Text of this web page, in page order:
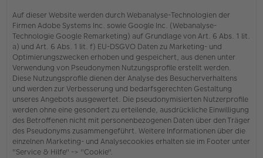
Auf dieser Website werden durch Webanalyse-Technologien der
Firmen Adobe Systems Inc. sowie Google Inc. (Webanalyse-
Technologie Google Remarketing) auf Grundlage von Art. 6 Abs. 1 lit.
a) und Art. 6 Abs. 1 lit. f) EU-DSGVO Daten zu Marketing- und
Optimierungszwecken erhoben und gespeichert, aus denen unter
Verwendung von Pseudonymen Nutzungsprofile erstellt werden.
Diese Nutzungsprofile dienen der Analyse des Besucherverhaltens
und werden zur Verbesserung und bedarfsgerechten Gestaltung
unseres Angebots ausgewertet. Die pseudonymisierten Nutzerprofile
werden ohne eine gesondert zu erteilende, ausdrückliche Einwilligung
des Betroffenen nicht mit personenbezogenen Daten über den Träger
des Pseudonyms zusammengeführt. Weitere Informationen über die
einzelnen Marketing- und Analysecookies erhalten sie im Footer unter
"Service & Hilfe" -> "Cookie".